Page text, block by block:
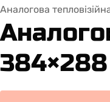
Аналогова